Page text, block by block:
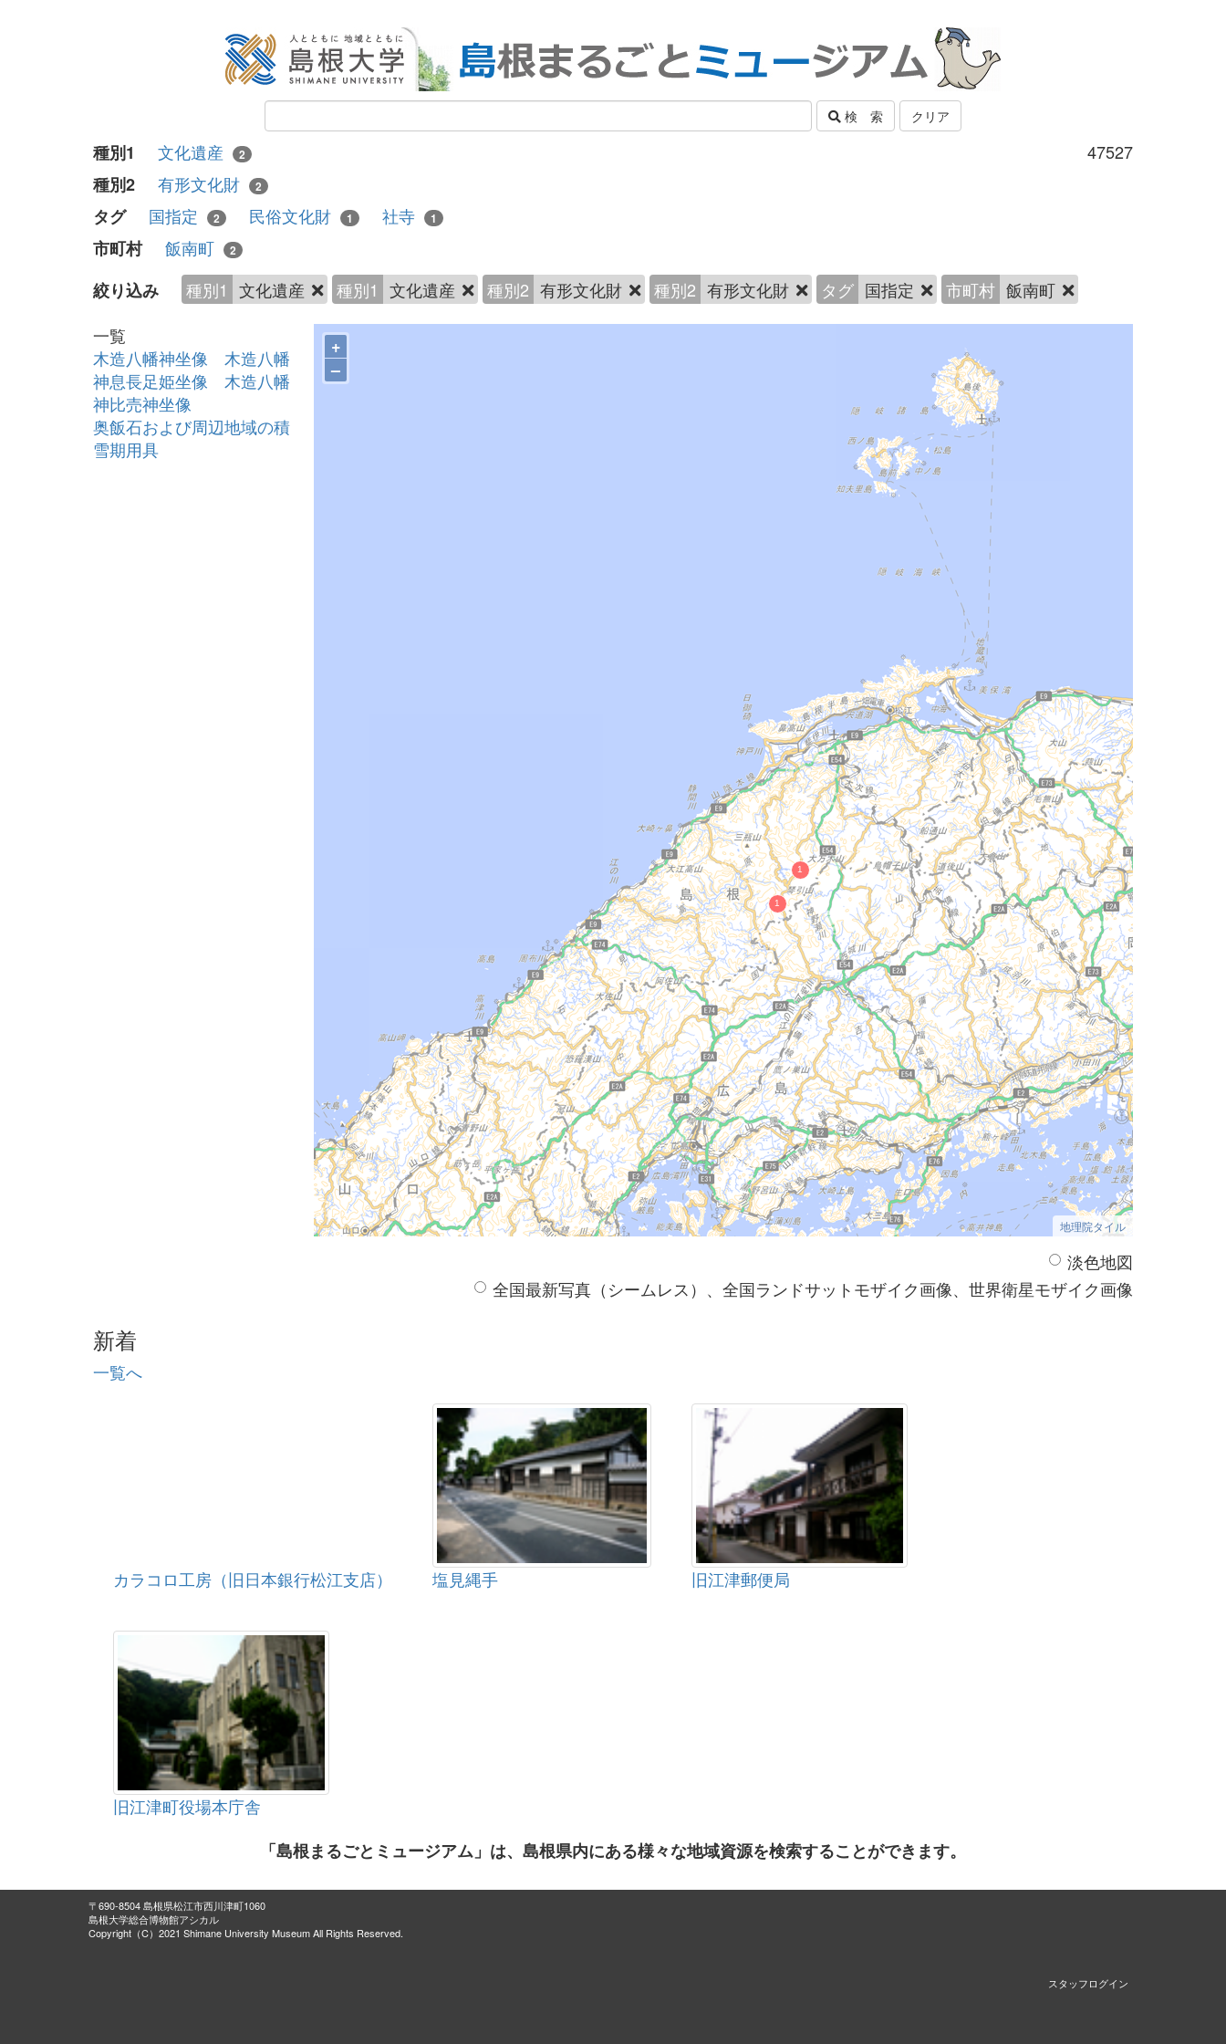
検 索 クリア
47527
種別1 文化遺産 2
種別2 有形文化財 2
タグ 国指定 2 民俗文化財 1 社寺 1
市町村 飯南町 2
絞り込み 種別1 文化遺産 種別1 文化遺産 種別2 有形文化財 種別2 有形文化財 タグ 国指定 市町村 飯南町
一覧
木造八幡神坐像 木造八幡
神息長足姫坐像 木造八幡
神比売神坐像
奥飯石および周辺地域の積
雪期用具
+
–
地理院タイル
淡色地図
全国最新写真（シームレス）、全国ランドサットモザイク画像、世界衛星モザイク画像
新着
一覧へ
カラコロ工房（旧日本銀行松江支店） 塩見縄手 旧江津郵便局
旧江津町役場本庁舎
「島根まるごとミュージアム」は、島根県内にある様々な地域資源を検索することができます。
〒690-8504 島根県松江市西川津町1060
島根大学総合博物館アシカル
Copyright（C）2021 Shimane University Museum All Rights Reserved.
スタッフログイン